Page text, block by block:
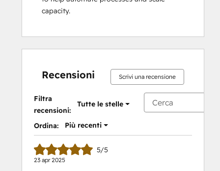
capacity.
Recensioni Scrivi una recensione
Filtra
recensioni:
Tutte le stelle
Ordina: Più recenti
5/5
23 apr 2025